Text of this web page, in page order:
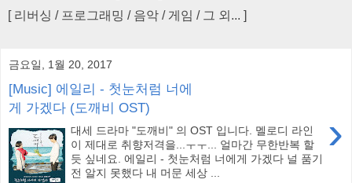
[ 리버싱 / 프로그래밍 / 음악 / 게임 / 그 외... ]
금요일, 1월 20, 2017
[Music] 에일리 - 첫눈처럼 너에
게 가겠다 (도깨비 OST)
›
대세 드라마 "도깨비" 의 OST 입니다. 멜로디 라인
이 제대로 취향저격을...ㅜㅜ... 얼마간 무한반복 할
듯 싶네요. 에일리 - 첫눈처럼 너에게 가겠다 널 품기
전 알지 못했다 내 머문 세상 ...